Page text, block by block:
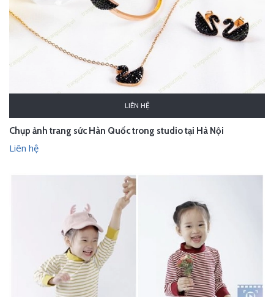
LIÊN HỆ
Chụp ảnh trang sức Hàn Quốc trong studio tại Hà Nội
Liên hệ